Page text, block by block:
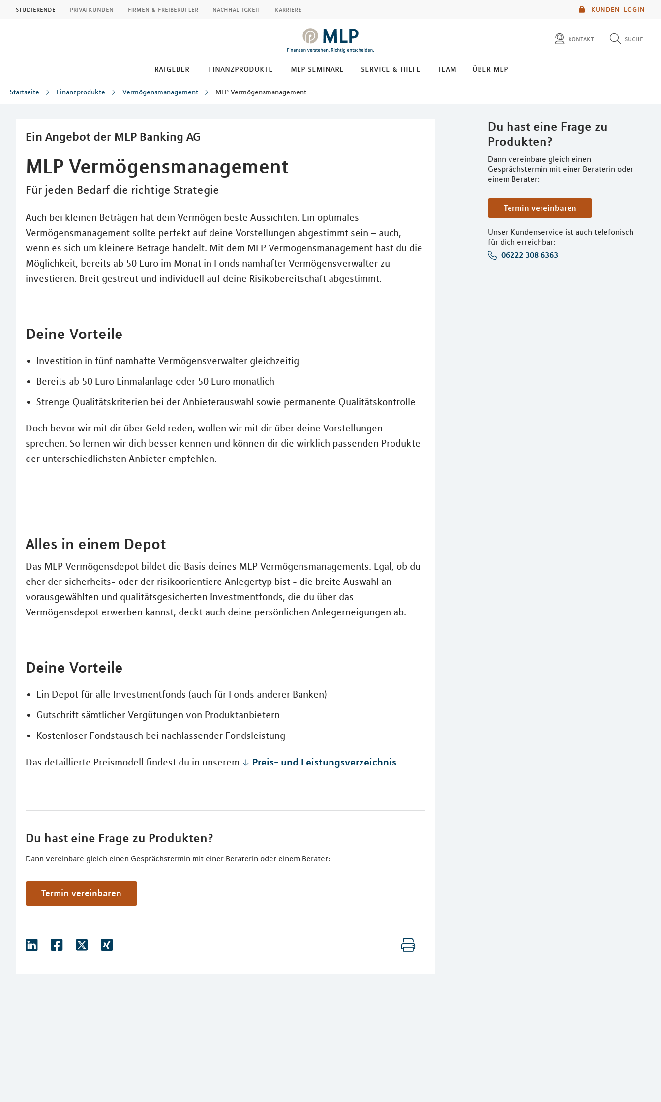
KUNDEN-LOGIN
studierende privatkunden firmen & freiberufler nachhaltigkeit karriere
kontakt suche
ratgeber finanzprodukte mlp seminare service & hilfe team über mlp
Startseite Finanzprodukte Vermögensmanagement MLP Vermögensmanagement
Ein Angebot der MLP Banking AG
MLP Vermögensmanagement
Für jeden Bedarf die richtige Strategie
Auch bei kleinen Beträgen hat dein Vermögen beste Aussichten. Ein optimales
Vermögensmanagement sollte perfekt auf deine Vorstellungen abgestimmt sein – auch,
wenn es sich um kleinere Beträge handelt. Mit dem MLP Vermögensmanagement hast du die
Möglichkeit, bereits ab 50 Euro im Monat in Fonds namhafter Vermögensverwalter zu
investieren. Breit gestreut und individuell auf deine Risikobereitschaft abgestimmt.
Du hast eine Frage zu
Produkten?
Dann vereinbare gleich einen
Gesprächstermin mit einer Beraterin oder
einem Berater:
Termin vereinbaren
Unser Kundenservice ist auch telefonisch
für dich erreichbar:
06222 308 6363
Deine Vorteile
Investition in fünf namhafte Vermögensverwalter gleichzeitig
Bereits ab 50 Euro Einmalanlage oder 50 Euro monatlich
Strenge Qualitätskriterien bei der Anbieterauswahl sowie permanente Qualitätskontrolle
Doch bevor wir mit dir über Geld reden, wollen wir mit dir über deine Vorstellungen
sprechen. So lernen wir dich besser kennen und können dir die wirklich passenden Produkte
der unterschiedlichsten Anbieter empfehlen.
Alles in einem Depot
Das MLP Vermögensdepot bildet die Basis deines MLP Vermögensmanagements. Egal, ob du
eher der sicherheits- oder der risikoorientiere Anlegertyp bist - die breite Auswahl an
vorausgewählten und qualitätsgesicherten Investmentfonds, die du über das
Vermögensdepot erwerben kannst, deckt auch deine persönlichen Anlegerneigungen ab.
Deine Vorteile
Ein Depot für alle Investmentfonds (auch für Fonds anderer Banken)
Gutschrift sämtlicher Vergütungen von Produktanbietern
Kostenloser Fondstausch bei nachlassender Fondsleistung
Das detaillierte Preismodell findest du in unserem Preis- und Leistungsverzeichnis
Du hast eine Frage zu Produkten?
Dann vereinbare gleich einen Gesprächstermin mit einer Beraterin oder einem Berater:
Termin vereinbaren